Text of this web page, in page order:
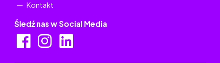
Kontakt
Śledź nas w Social Media